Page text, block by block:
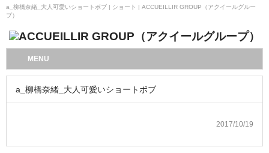
a_柳橋奈緒_大人可愛いショートボブ | ショート | ACCUEILLIR GROUP（アクイールグルー
プ）
MENU
a_柳橋奈緒_大人可愛いショートボブ
2017/10/19